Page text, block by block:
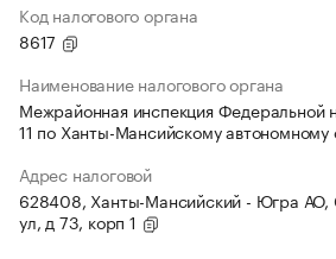
Код налогового органа
8617
Наименование налогового органа
Межрайонная инспекция Федеральной
11 по Ханты-Мансийскому автономному
Адрес налоговой
628408, Ханты-Мансийский - Югра АО,
ул, д 73, корп 1